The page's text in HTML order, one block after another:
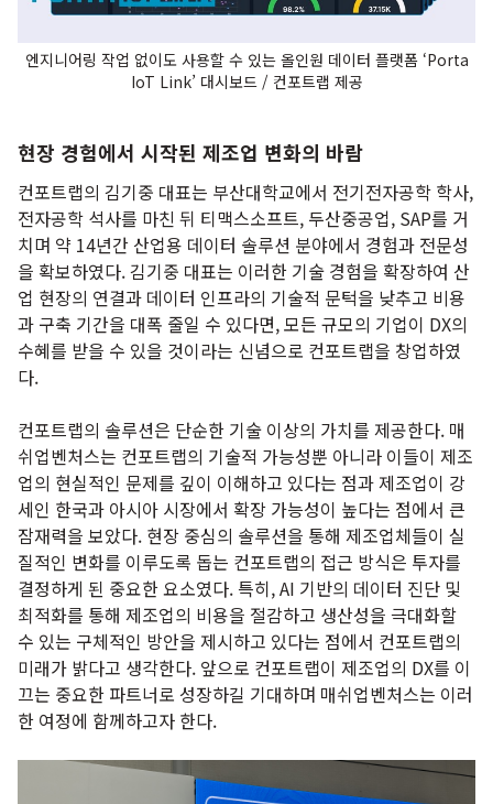
엔지니어링 작업 없이도 사용할 수 있는 올인원 데이터 플랫폼 ‘Porta
IoT Link’ 대시보드 / 컨포트랩 제공
현장 경험에서 시작된 제조업 변화의 바람
컨포트랩의 김기중 대표는 부산대학교에서 전기전자공학 학사,
전자공학 석사를 마친 뒤 티맥스소프트, 두산중공업, SAP를 거
치며 약 14년간 산업용 데이터 솔루션 분야에서 경험과 전문성
을 확보하였다. 김기중 대표는 이러한 기술 경험을 확장하여 산
업 현장의 연결과 데이터 인프라의 기술적 문턱을 낮추고 비용
과 구축 기간을 대폭 줄일 수 있다면, 모든 규모의 기업이 DX의
수혜를 받을 수 있을 것이라는 신념으로 컨포트랩을 창업하였
다.
컨포트랩의 솔루션은 단순한 기술 이상의 가치를 제공한다. 매
쉬업벤처스는 컨포트랩의 기술적 가능성뿐 아니라 이들이 제조
업의 현실적인 문제를 깊이 이해하고 있다는 점과 제조업이 강
세인 한국과 아시아 시장에서 확장 가능성이 높다는 점에서 큰
잠재력을 보았다. 현장 중심의 솔루션을 통해 제조업체들이 실
질적인 변화를 이루도록 돕는 컨포트랩의 접근 방식은 투자를
결정하게 된 중요한 요소였다. 특히, AI 기반의 데이터 진단 및
최적화를 통해 제조업의 비용을 절감하고 생산성을 극대화할
수 있는 구체적인 방안을 제시하고 있다는 점에서 컨포트랩의
미래가 밝다고 생각한다. 앞으로 컨포트랩이 제조업의 DX를 이
끄는 중요한 파트너로 성장하길 기대하며 매쉬업벤처스는 이러
한 여정에 함께하고자 한다.